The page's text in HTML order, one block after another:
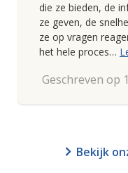
die ze bieden, de
ze geven, de
ze op vragen
het hele proces…
Geschreven op
Bekijk